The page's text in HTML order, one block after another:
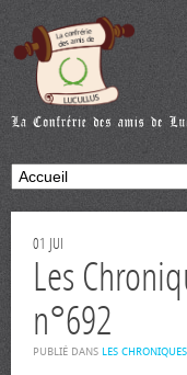
01 JUI
Les
n°692
PUBLIÉ DANS LES CHRONIQUES